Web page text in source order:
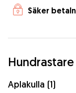
Säker
Aplakulla (1)